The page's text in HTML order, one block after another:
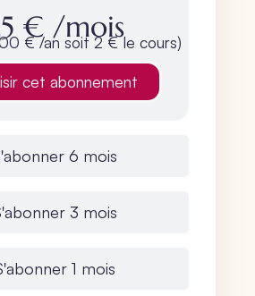
6 mois
3 mois
1 mois
€ /mois
€ /an soit 2 € le cours)
cet abonnement